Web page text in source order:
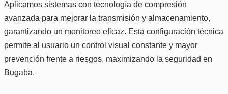
Aplicamos sistemas con tecnología de compresión
avanzada para mejorar la transmisión y almacenamiento,
garantizando un monitoreo eficaz. Esta configuración técnica
permite al usuario un control visual constante y mayor
prevención frente a riesgos, maximizando la seguridad en
Bugaba.